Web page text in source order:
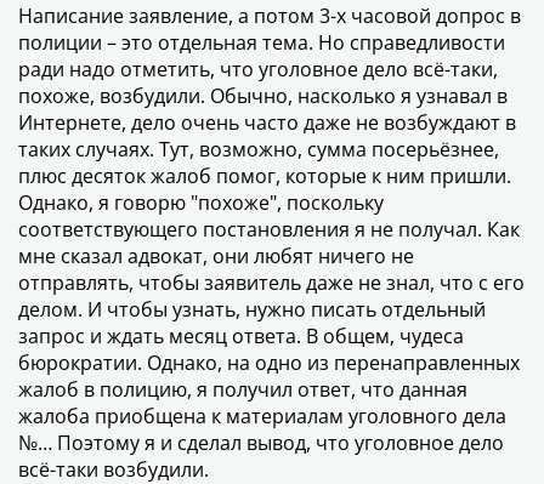
Написание заявление, а потом 3-х часовой допрос в
полиции – это отдельная тема. Но справедливости
ради надо отметить, что уголовное дело всё-таки,
похоже, возбудили. Обычно, насколько я узнавал в
Интернете, дело очень часто даже не возбуждают в
таких случаях. Тут, возможно, сумма посерьёзнее,
плюс десяток жалоб помог, которые к ним пришли.
Однако, я говорю "похоже", поскольку
соответствующего постановления я не получал. Как
мне сказал адвокат, они любят ничего не
отправлять, чтобы заявитель даже не знал, что с его
делом. И чтобы узнать, нужно писать отдельный
запрос и ждать месяц ответа. В общем, чудеса
бюрократии. Однако, на одно из перенаправленных
жалоб в полицию, я получил ответ, что данная
жалоба приобщена к материалам уголовного дела
№… Поэтому я и сделал вывод, что уголовное дело
всё-таки возбудили.